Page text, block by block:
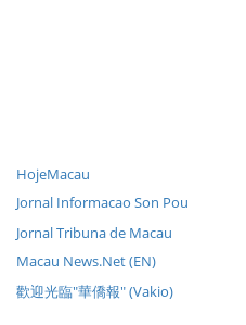
HojeMacau
Jornal Informacao Son Pou
Jornal Tribuna de Macau
Macau News.Net (EN)
歡迎光臨"華僑報" (Vakio)